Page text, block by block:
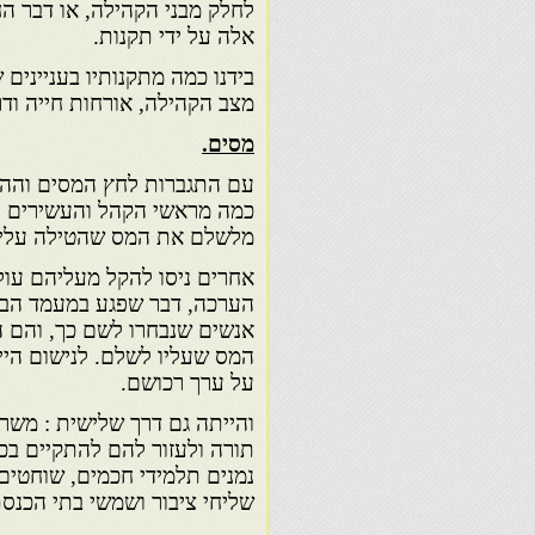
לחלק מבני הקהילה, או דבר
אלה על ידי תקנות.
בידנו כמה מתקנותיו
מצב הקהילה, אורחות חייה
מסים.
עם התגברות לחץ המסים
כמה מראשי הקהל והעשירים
מלשלם את המס שהטילה
אחרים ניסו להקל מעליהם
הערכה, דבר שפגע במעמד
אנשים שנבחרו לשם כך, והם
המס שעליו לשלם. לנישום
על ערך רכושם.
והייתה גם דרך שלישית :
תורה ולעזור להם להתקיים
נמנים תלמידי חכמים,
שליחי ציבור ושמשי בתי